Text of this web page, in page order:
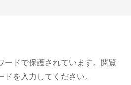
ードで保護されています。閲覧
を入力してください。